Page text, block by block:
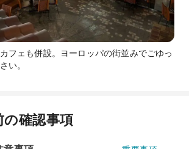
フェも併設。ヨーロッパの街並みでごゆっ
い。
確認事項